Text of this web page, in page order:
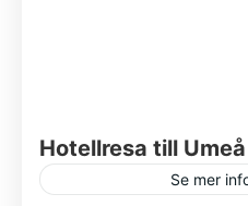
Hotellresa till
Se mer